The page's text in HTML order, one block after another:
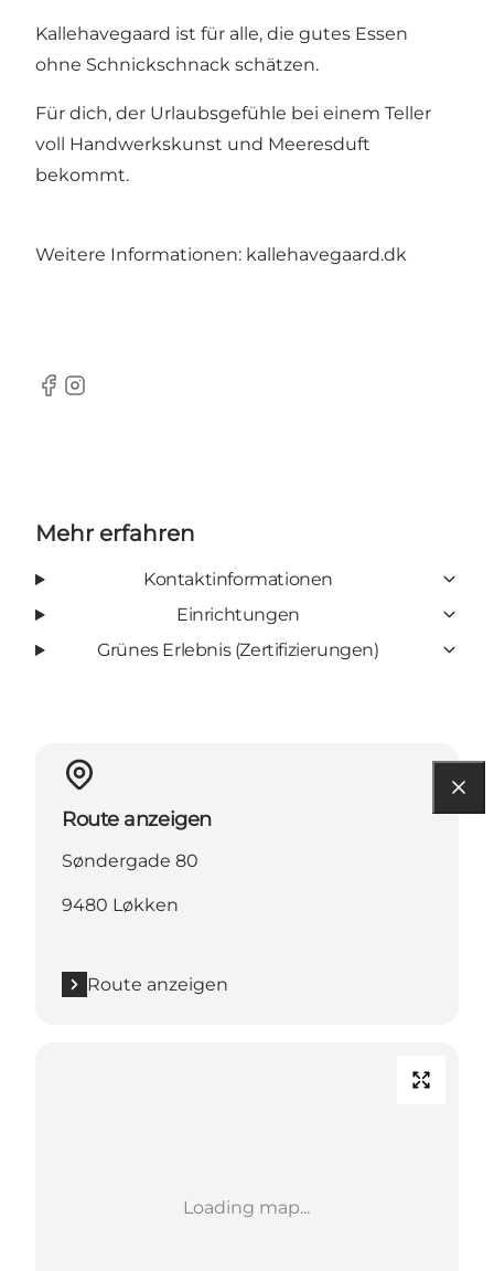
Kallehavegaard ist für alle, die gutes Essen
ohne Schnickschnack schätzen.
Für dich, der Urlaubsgefühle bei einem Teller
voll Handwerkskunst und Meeresduft
bekommt.
Weitere Informationen: kallehavegaard.dk
Facebook
Instagram
Mehr erfahren
Kontaktinformationen
Einrichtungen
Grünes Erlebnis (Zertifizierungen)
Route anzeigen
Søndergade 80
9480 Løkken
Route anzeigen
Loading map...